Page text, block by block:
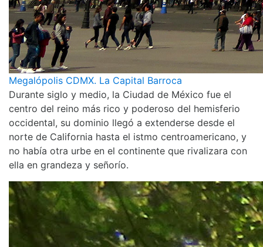
Megalópolis CDMX. La Capital Barroca
Durante siglo y medio, la Ciudad de México fue el
centro del reino más rico y poderoso del hemisferio
occidental, su dominio llegó a extenderse desde el
norte de California hasta el istmo centroamericano, y
no había otra urbe en el continente que rivalizara con
ella en grandeza y señorío.